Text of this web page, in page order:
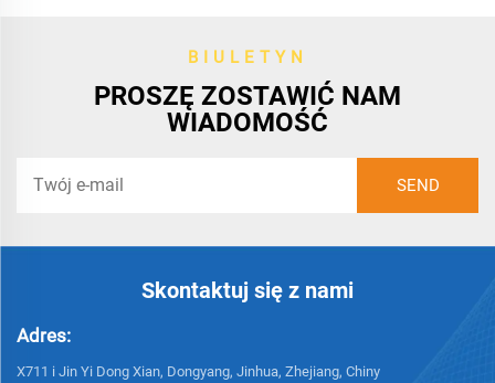
BIULETYN
PROSZĘ ZOSTAWIĆ NAM
WIADOMOŚĆ
Skontaktuj się z nami
Adres:
X711 i Jin Yi Dong Xian, Dongyang, Jinhua, Zhejiang, Chiny